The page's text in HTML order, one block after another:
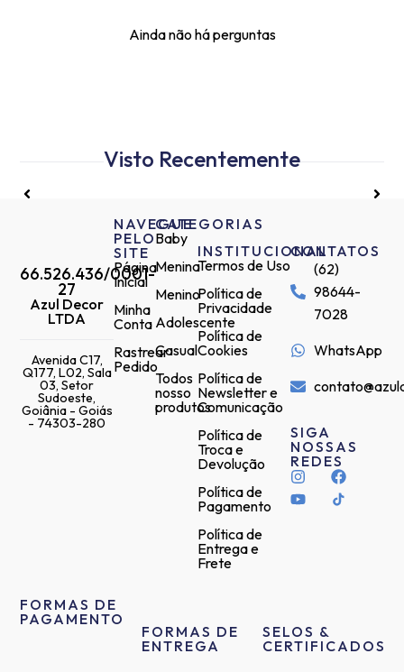
Ainda não há perguntas
Visto Recentemente
66.526.436/0001-
27
Azul Decor
LTDA
Avenida C17,
Q177, L02, Sala
03, Setor
Sudoeste,
Goiânia - Goiás
- 74303-280
NAVEGUE
PELO
SITE
Página
Inicial
Minha
Conta
Rastrear
Pedido
CATEGORIAS
Baby
Menina
Menino
Adolescente
Casual
Todos
nosso
produtos
INSTITUCIONAL
Termos de Uso
Política de
Privacidade
Política de
Cookies
Política de
Newsletter e
Comunicação
Política de
Troca e
Devolução
Política de
Pagamento
Política de
Entrega e
Frete
CONTATOS
(62)
98644-
7028
WhatsApp
SIGA
NOSSAS
REDES
FORMAS DE
PAGAMENTO
FORMAS DE
ENTREGA
SELOS &
CERTIFICADOS